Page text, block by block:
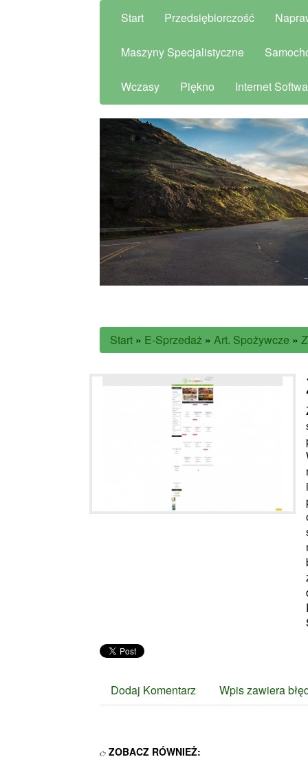
Start Przedsiębiorczość
Maszyny Specjalistyczne
Wczasy Piękno Internet
Start » E-Sprzedaż » Art. Spożywcze »
Dodaj Komentarz Wpis zawiera
ZOBACZ RÓWNIEŻ: